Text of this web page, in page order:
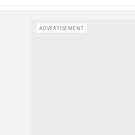
ADVERTISEMENT